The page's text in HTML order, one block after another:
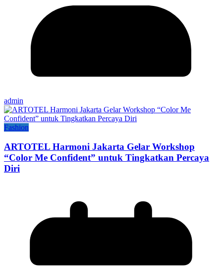
admin
Fashion
ARTOTEL Harmoni Jakarta Gelar Workshop
“Color Me Confident” untuk Tingkatkan Percaya
Diri